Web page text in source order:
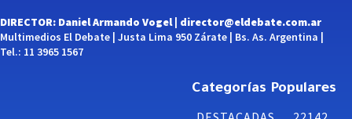
DIRECTOR: Daniel Armando Vogel | director@eldebate.com.ar
Multimedios El Debate | Justa Lima 950 Zárate | Bs. As. Argentina |
Tel.: 11 3965 1567
Categorías Populares